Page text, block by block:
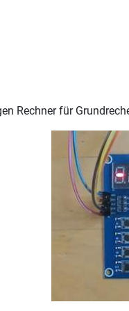
Rechner für